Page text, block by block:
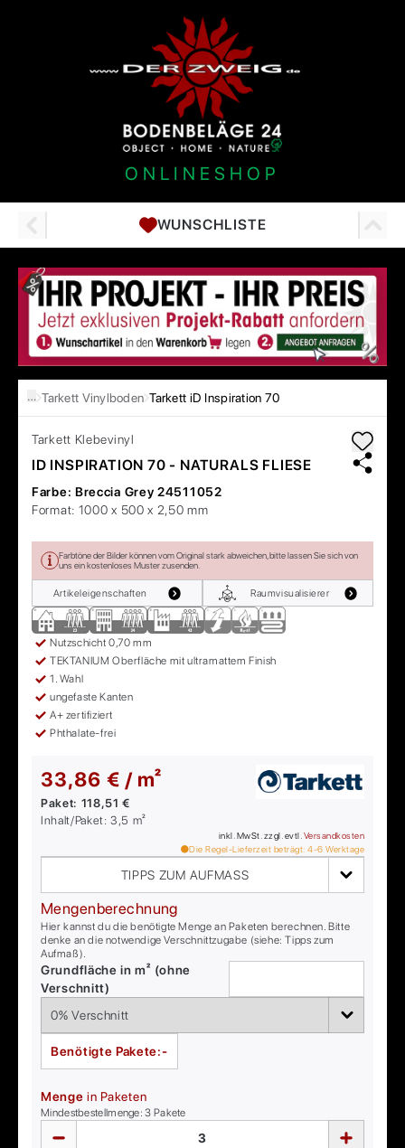
ONLINESHOP
WUNSCHLISTE
… Tarkett Vinylboden Tarkett iD Inspiration 70
Tarkett Klebevinyl
ID INSPIRATION 70 - NATURALS FLIESE
Farbe: Breccia Grey 24511052
Format: 1000 x 500 x 2,50 mm
Farbtöne der Bilder können vom Original stark abweichen, bitte lassen Sie sich von
uns ein kostenloses Muster zusenden.
Artikeleigenschaften Raumvisualisierer
Nutzschicht 0,70 mm
TEKTANIUM Oberfläche mit ultramattem Finish
1. Wahl
ungefaste Kanten
A+ zertifiziert
Phthalate-frei
33,86 € / m²
Paket: 118,51 €
Inhalt/Paket:3,5 m²
inkl. MwSt. zzgl. evtl. Versandkosten
Die Regel-Lieferzeit beträgt: 4-6 Werktage
TIPPS ZUM AUFMASS
Mengenberechnung
Hier kannst du die benötigte Menge an Paketen berechnen. Bitte
denke an die notwendige Verschnittzugabe (siehe: Tipps zum
Aufmaß).
Grundfläche in m² (ohne
Verschnitt)
Benötigte Pakete:-
Menge in Paketen
Mindestbestellmenge:3 Pakete